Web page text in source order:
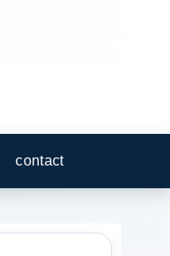
contact